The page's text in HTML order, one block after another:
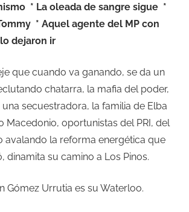
* La oleada de sangre sigue *
* Aquel agente del MP con
dejaron ir
que cuando va ganando, se da un
chatarra, la mafia del poder,
secuestradora, la familia de Elba
Macedonio, oportunistas del PRI, del
avalando la reforma energética que
dinamita su camino a Los Pinos.
Gómez Urrutia es su Waterloo.